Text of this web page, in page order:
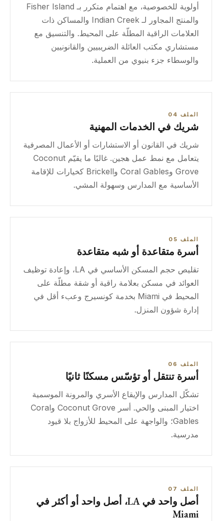
أولوية للخصوصية، مع اهتمام متكرر بـ Fisher Island
والمنتج المجاور لـ Indian Creek والمساكن ذات
العلامات الراقية المطلّة على المحيط. والتنسيق مع
مستشاري مكتب العائلة الضريبيين والقانونيين
والوسطاء جزء بنيوي من العملية.
الملف 04
شريك في الخدمات المهنية
شريك في القانون أو الاستشارات أو الأعمال المصرفية
يتعامل مع نمط عمل هجين. غالبًا ما يقيّم Coconut
Grove وCoral Gables وBrickell كخيارات للإقامة
الأساسية مع المدارس وسهولة المشي.
الملف 05
أسرة متقاعدة أو شبه متقاعدة
تقليص حجم المسكن الأساسي في LA، وإعادة توظيف
العوائد في مسكن بعلامة راقية أو شقة مطلّة على
المحيط في Miami بخدمة كونسيرج وعبء أقل في
إدارة شؤون المنزل.
الملف 06
أسرة تنتقل أو تؤسّس مسكنًا ثانيًا
تشكّل المدارس والإيقاع الأسري والمرونة الموسمية
اختيار المبنى والحي. أسر Coconut Grove وCoral
Gables؛ والواجهة على المحيط للأزواج بلا قيود
مدرسية.
الملف 07
أصل واحد في LA، أصل واحد أو أكثر في
Miami